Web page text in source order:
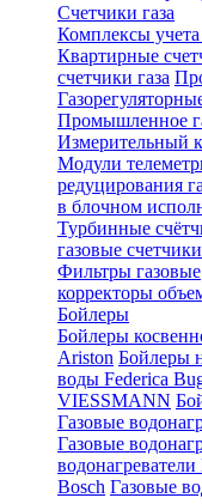
Счетчики газа
Комплексы учета
Квартирные
счетчики газа
Промышленное
Измерительный
Модули
редуцирования
в блочном
Турбинные
газовые счетчики
Фильтры газовые
корректоры
Бойлеры
Бойлеры
Ariston Бойлеры
воды Federica
VIESSMANN
Газовые
Газовые
Bosch Газовые